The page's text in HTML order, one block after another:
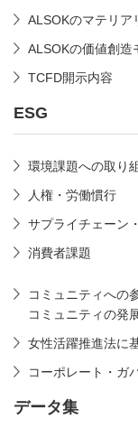
ALSOKのマテリア
ALSOKの価値創造
TCFD開示内容
ESG
環境課題への取り
人権・労働慣行
サプライチェーン
消費者課題
コミュニティへの
コミュニティの発
女性活躍推進法に
コーポレート・ガ
データ集